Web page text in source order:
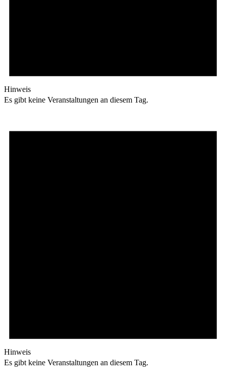
Hinweis
Es gibt keine Veranstaltungen an diesem Tag.
Hinweis
Es gibt keine Veranstaltungen an diesem Tag.